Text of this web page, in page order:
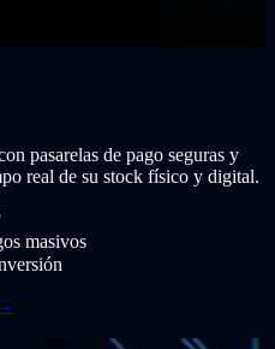
pasarelas de pago seguras y
real de su stock físico y digital.
masivos